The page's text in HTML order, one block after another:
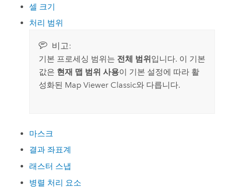
셀 크기
처리 범위
비고:
기본 프로세싱 범위는 전체 범위입니다. 이 기본
값은 현재 맵 범위 사용이 기본 설정에 따라 활
성화된 Map Viewer Classic와 다릅니다.
마스크
결과 좌표계
래스터 스냅
병렬 처리 요소